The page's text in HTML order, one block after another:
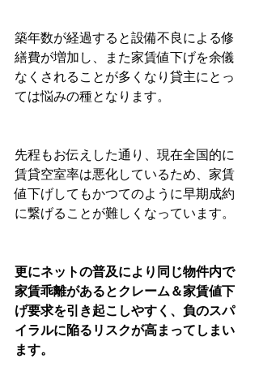
築年数が経過すると設備不良による修
繕費が増加し、また家賃値下げを余儀
なくされることが多くなり貸主にとっ
ては悩みの種となります。
先程もお伝えした通り、現在全国的に
賃貸空室率は悪化しているため、家賃
値下げしてもかつてのように早期成約
に繋げることが難しくなっています。
更にネットの普及により同じ物件内で
家賃乖離があるとクレーム＆家賃値下
げ要求を引き起こしやすく、負のスパ
イラルに陥るリスクが高まってしまい
ます。